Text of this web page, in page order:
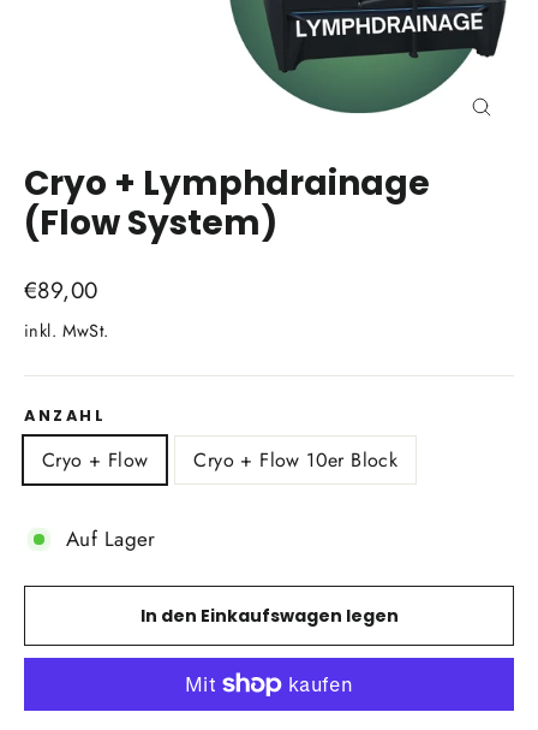
Cryo + Lymphdrainage
(Flow System)
Normaler
Preis
€89,00
inkl. MwSt.
ANZAHL
Cryo + Flow Cryo + Flow 10er Block
Auf Lager
In den Einkaufswagen legen